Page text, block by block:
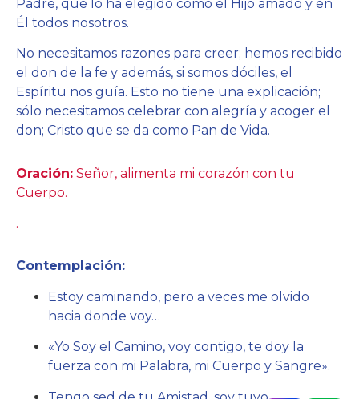
Padre, que lo ha elegido como el Hijo amado y en
Él todos nosotros.
No necesitamos razones para creer; hemos recibido
el don de la fe y además, si somos dóciles, el
Espíritu nos guía. Esto no tiene una explicación;
sólo necesitamos celebrar con alegría y acoger el
don; Cristo que se da como Pan de Vida.
Oración: Señor, alimenta mi corazón con tu
Cuerpo.
.
Contemplación:
Estoy caminando, pero a veces me olvido
hacia donde voy…
«Yo Soy el Camino, voy contigo, te doy la
fuerza con mi Palabra, mi Cuerpo y Sangre».